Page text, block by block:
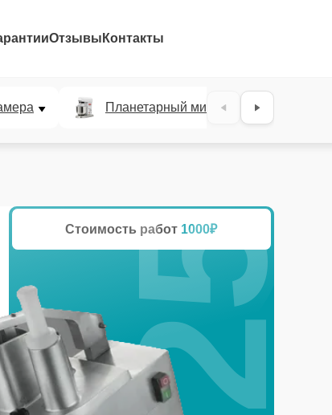
Отзывы Контакты
Планетарный миксер
Стоимость работ 1000₽
25%